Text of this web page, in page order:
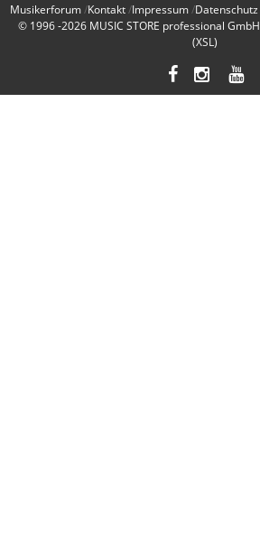
Musikerforum Kontakt Impressum Datenschutz
© 1996 -2026 MUSIC STORE professional GmbH
(XSL)